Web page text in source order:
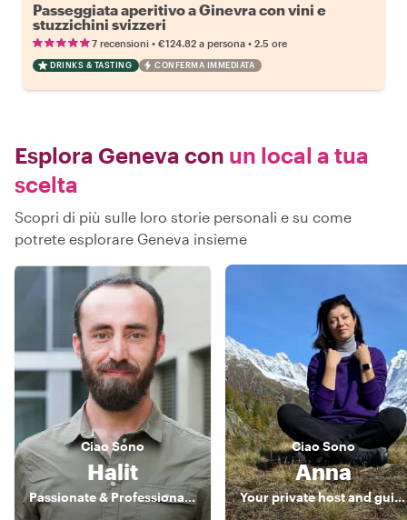
Passeggiata aperitivo a Ginevra con vini e
stuzzichini svizzeri
7 recensioni • €124.82 a persona • 2.5 ore
DRINKS & TASTING CONFERMA IMMEDIATA
Esplora Geneva con un local a tua
scelta
Scopri di più sulle loro storie personali e su come
potrete esplorare Geneva insieme
CiaoSono
Halit
Passionate & Professional Switzerland Guide
CiaoSono
Anna
Your private host and guide through Geneva, Lausanne, Montreaux